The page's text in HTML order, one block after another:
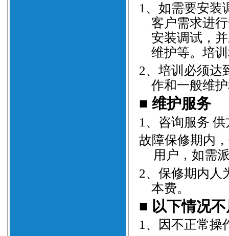
1 、 如需要安装
客户需求进
安装调试，
维护等。培
2、 培训必须达
作和一般维
■ 维护服务
1 、 咨询服务 供
故障保修期内
用户，如需
2、 保修期内人
本费。
■ 以下情况
1 、
因不正常操